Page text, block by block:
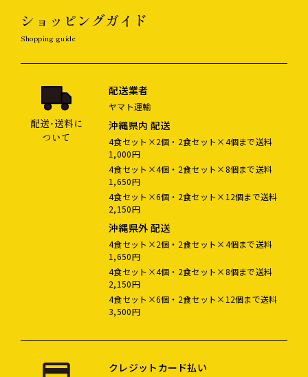
ショッピングガイド
Shopping guide
配送･送料に
ついて
配送業者
ヤマト運輸
沖縄県内 配送
4食セット×2個・2食セット×4個まで送料
1,000円
4食セット×4個・2食セット×8個まで送料
1,650円
4食セット×6個・2食セット×12個まで送料
2,150円
沖縄県外 配送
4食セット×2個・2食セット×4個まで送料
1,650円
4食セット×4個・2食セット×8個まで送料
2,150円
4食セット×6個・2食セット×12個まで送料
3,500円
クレジットカード払い